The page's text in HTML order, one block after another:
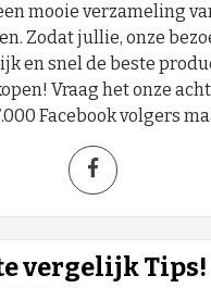
mooie verzameling
Zodat jullie, onze
en snel de beste
Vraag het onze
Facebook volgers
vergelijk Tips!